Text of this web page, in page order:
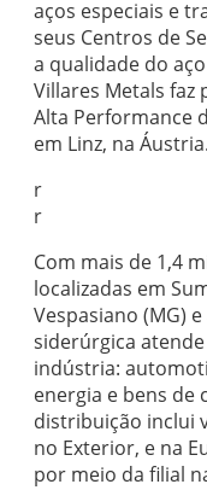
aços especiais e
seus Centros de
a qualidade do
Villares Metals faz
Alta Performance
em Linz, na Áustria.
r
r
Com mais de 1,4
localizadas em
Vespasiano (MG)
siderúrgica
indústria:
energia e bens de
distribuição inclui
no Exterior, e na
por meio da filial